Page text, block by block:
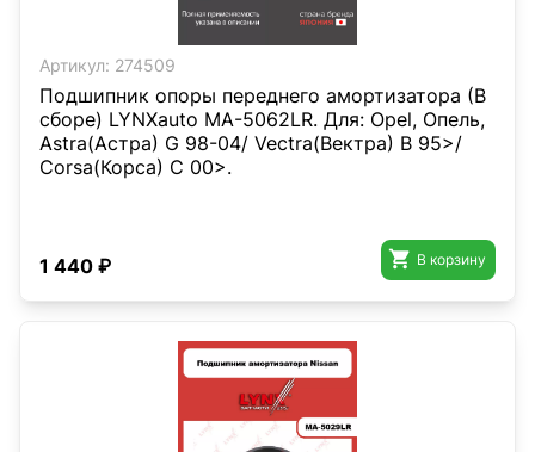
Артикул: 274509
Подшипник опоры переднего амортизатора (В
сборе) LYNXauto MA-5062LR. Для: Opel, Опель,
Astra(Астра) G 98-04/ Vectra(Вектра) B 95>/
Corsa(Корса) C 00>.
1 440 ₽  В корзину